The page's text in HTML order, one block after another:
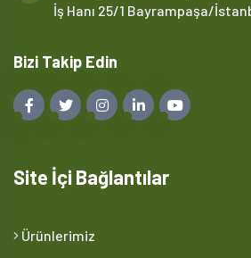
İş Hanı 25/1 Bayrampaşa/
Bizi Takip Edin
Site İçi Bağlantılar
Ürünlerimiz